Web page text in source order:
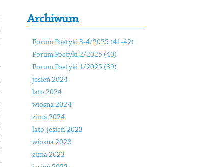
Archiwum
Forum Poetyki 3-4/2025 (41-42)
Forum Poetyki 2/2025 (40)
Forum Poetyki 1/2025 (39)
jesień 2024
lato 2024
wiosna 2024
zima 2024
lato-jesień 2023
wiosna 2023
zima 2023